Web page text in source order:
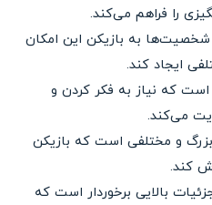
را فراهم می‌کند.
شخصیت‌ها به بازیکن این امکان
ایجاد کند.
که نیاز به فکر کردن و
می‌کند.
و مختلفی است که بازیکن
کند.
بالایی برخوردار است که